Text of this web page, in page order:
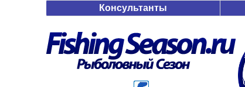
Консультанты